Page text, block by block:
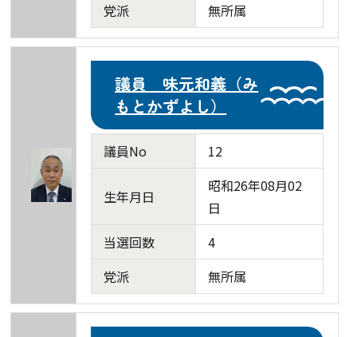
党派
無所属
議員 味元和義（み
もとかずよし）
議員No 12
生年月日
昭和26年08月02
日
当選回数
4
党派
無所属